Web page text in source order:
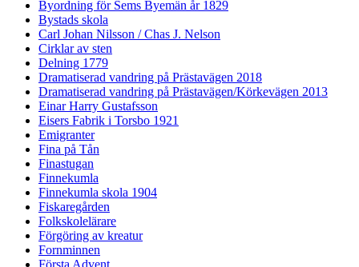
Byordning för Sems Byemän år 1829
Bystads skola
Carl Johan Nilsson / Chas J. Nelson
Cirklar av sten
Delning 1779
Dramatiserad vandring på Prästavägen 2018
Dramatiserad vandring på Prästavägen/Körkevägen 2013
Einar Harry Gustafsson
Eisers Fabrik i Torsbo 1921
Emigranter
Fina på Tån
Finastugan
Finnekumla
Finnekumla skola 1904
Fiskaregården
Folkskolelärare
Förgöring av kreatur
Fornminnen